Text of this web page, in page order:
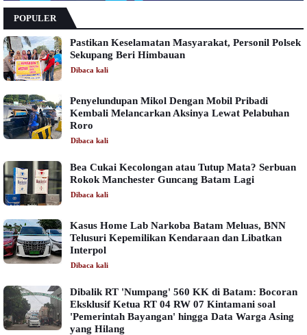
POPULER
Pastikan Keselamatan Masyarakat, Personil Polsek
Sekupang Beri Himbauan
Dibaca kali
Penyelundupan Mikol Dengan Mobil Pribadi
Kembali Melancarkan Aksinya Lewat Pelabuhan
Roro
Dibaca kali
Bea Cukai Kecolongan atau Tutup Mata? Serbuan
Rokok Manchester Guncang Batam Lagi
Dibaca kali
Kasus Home Lab Narkoba Batam Meluas, BNN
Telusuri Kepemilikan Kendaraan dan Libatkan
Interpol
Dibaca kali
Dibalik RT 'Numpang' 560 KK di Batam: Bocoran
Eksklusif Ketua RT 04 RW 07 Kintamani soal
'Pemerintah Bayangan' hingga Data Warga Asing
yang Hilang